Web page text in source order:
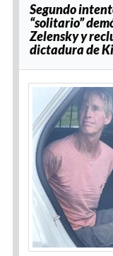
Segundo
“solitario”
Zelensky y
dictadura de